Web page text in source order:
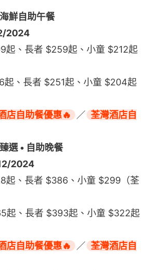
鮮自助午餐
2024
起、長者 $259起、小童 $212起
起、長者 $251起、小童 $204起
店自助餐優惠🔥 ／ 荃灣酒店自
選 • 自助晚餐
2024
起、長者 $386、小童 $299（荃
起、長者 $393起、小童 $322起
店自助餐優惠🔥 ／ 荃灣酒店自